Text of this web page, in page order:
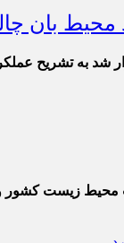
بان
شد به تشریح
زیست کشور